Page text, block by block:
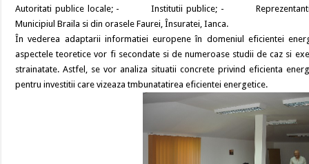
Autoritati publice locale; - Institutii publice; - Reprezentanti
Municipiul Braila si din orasele Faurei, Însuratei, Ianca.
În vederea adaptarii informatiei europene în domeniul eficientei
aspectele teoretice vor fi secondate si de numeroase studii de caz si
strainatate. Astfel, se vor analiza situatii concrete privind eficienta
pentru investitii care vizeaza tmbunatatirea eficientei energetice.